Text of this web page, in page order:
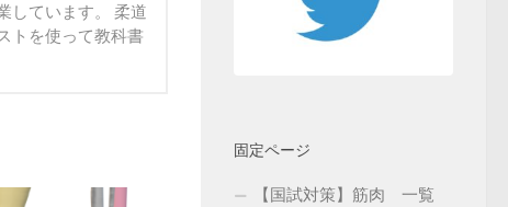
しています。 柔道
トを使って教科書
固定ページ
【国試対策】筋肉 一覧